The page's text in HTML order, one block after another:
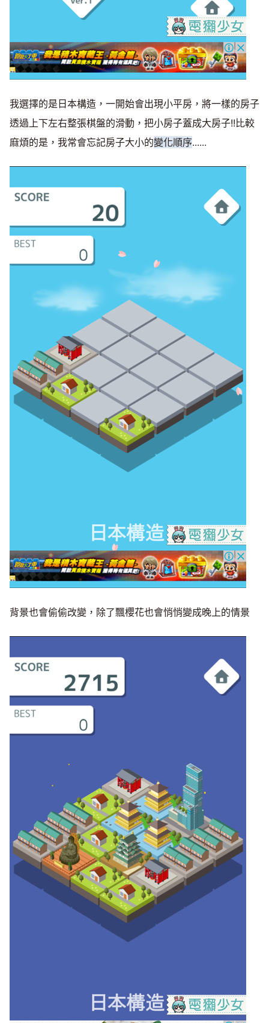
我選擇的是日本構造，一開始會出現小平房，將一樣的房子
透過上下左右整張棋盤的滑動，把小房子蓋成大房子!!比較
麻煩的是，我常會忘記房子大小的變化順序......
背景也會偷偷改變，除了飄櫻花也會悄悄變成晚上的情景